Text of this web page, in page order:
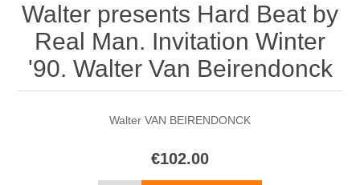
Walter presents Hard Beat by
Real Man. Invitation Winter
'90. Walter Van Beirendonck
Walter VAN BEIRENDONCK
€102.00